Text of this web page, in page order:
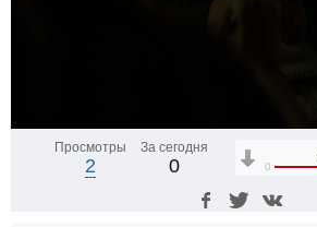
Просмотры
2
За сегодня
0 0